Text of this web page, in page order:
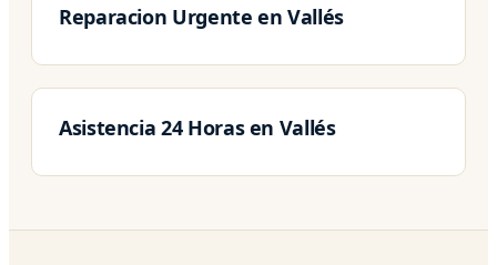
Reparacion Urgente en Vallés
Asistencia 24 Horas en Vallés